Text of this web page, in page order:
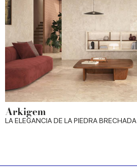
Arkigem
LA ELEGANCIA DE LA PIEDRA BRECHADA